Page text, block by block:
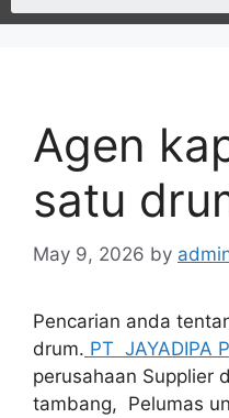
Agen
satu
May 9, 2026 by
Pencarian anda
drum. PT JAYADIPA
perusahaan Supplier
tambang, Pelumas